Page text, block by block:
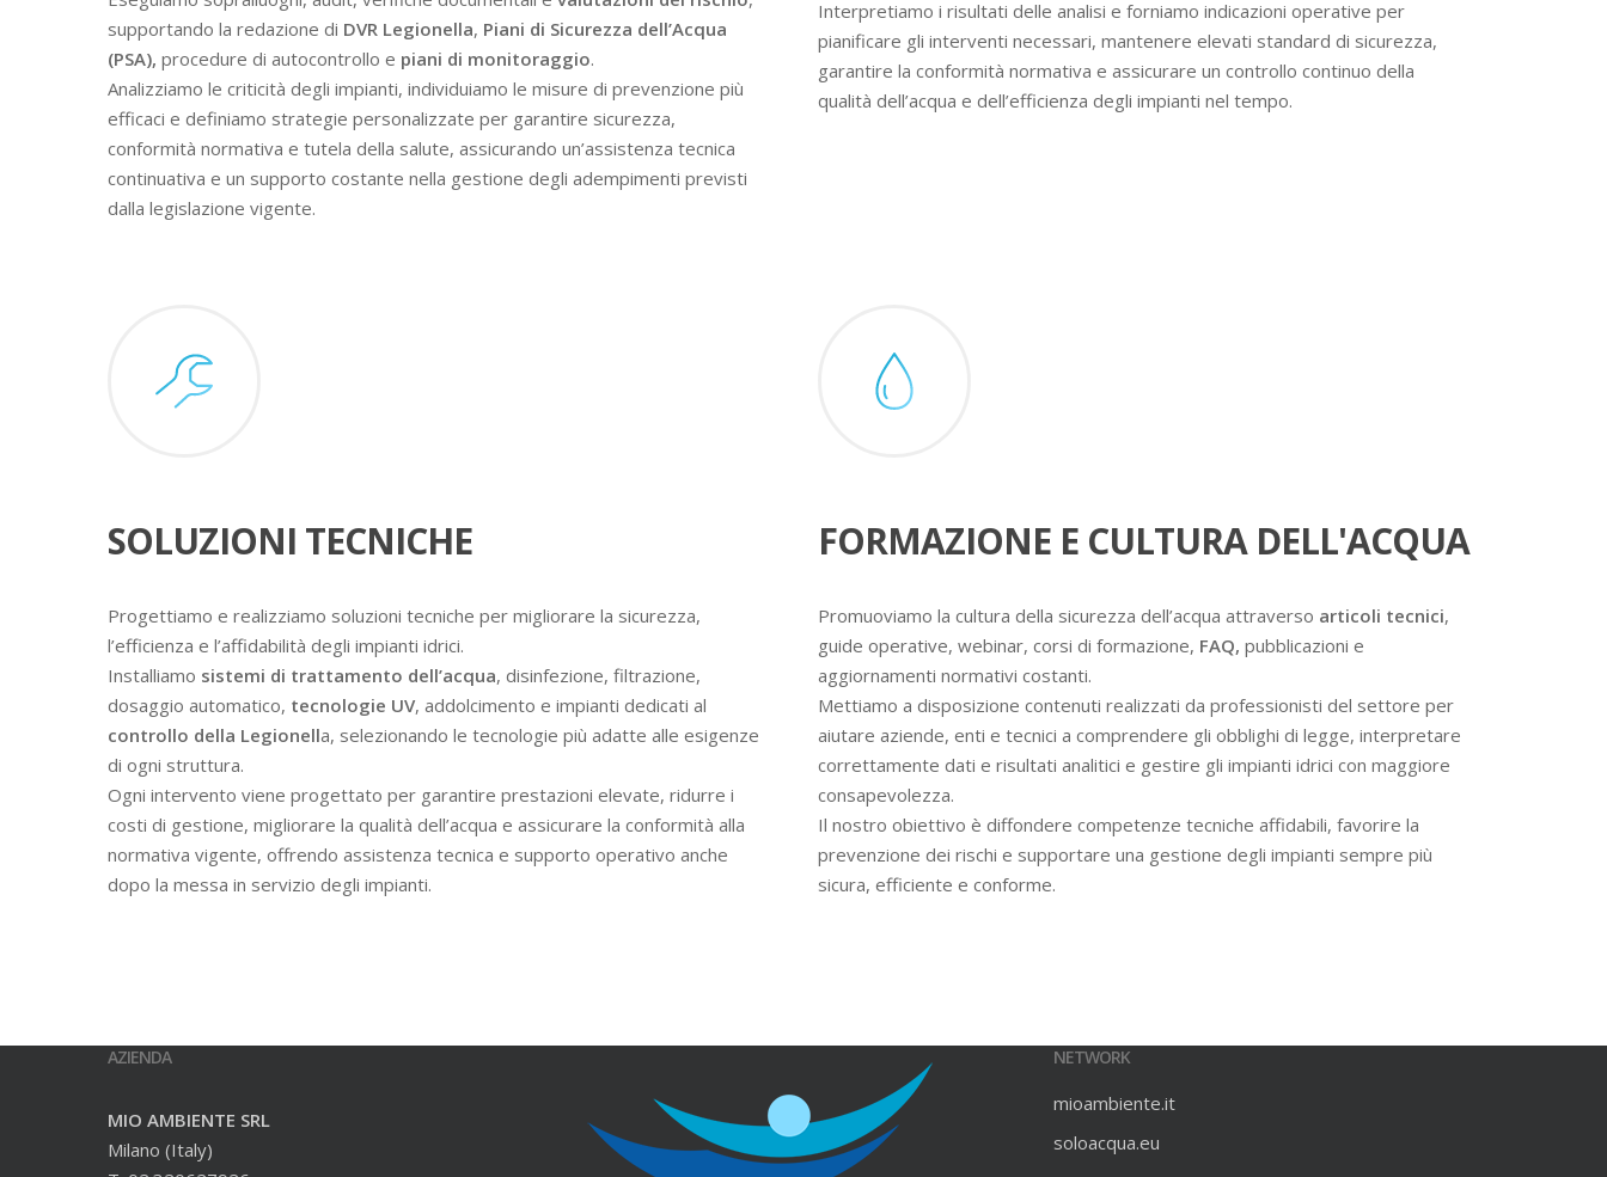
supportando la redazione di DVR Legionella, Piani di Sicurezza dell’Acqua
(PSA), procedure di autocontrollo e piani di monitoraggio.
Analizziamo le criticità degli impianti, individuiamo le misure di prevenzione più
efficaci e definiamo strategie personalizzate per garantire sicurezza,
conformità normativa e tutela della salute, assicurando un’assistenza tecnica
continuativa e un supporto costante nella gestione degli adempimenti previsti
dalla legislazione vigente.
Interpretiamo i risultati delle analisi e forniamo indicazioni operative per
pianificare gli interventi necessari, mantenere elevati standard di sicurezza,
garantire la conformità normativa e assicurare un controllo continuo della
qualità dell’acqua e dell’efficienza degli impianti nel tempo.
SOLUZIONI TECNICHE
Progettiamo e realizziamo soluzioni tecniche per migliorare la sicurezza,
l’efficienza e l’affidabilità degli impianti idrici.
Installiamo sistemi di trattamento dell’acqua, disinfezione, filtrazione,
dosaggio automatico, tecnologie UV, addolcimento e impianti dedicati al
controllo della Legionella, selezionando le tecnologie più adatte alle esigenze
di ogni struttura.
Ogni intervento viene progettato per garantire prestazioni elevate, ridurre i
costi di gestione, migliorare la qualità dell’acqua e assicurare la conformità alla
normativa vigente, offrendo assistenza tecnica e supporto operativo anche
dopo la messa in servizio degli impianti.
FORMAZIONE E CULTURA DELL'ACQUA
Promuoviamo la cultura della sicurezza dell’acqua attraverso articoli tecnici,
guide operative, webinar, corsi di formazione, FAQ, pubblicazioni e
aggiornamenti normativi costanti.
Mettiamo a disposizione contenuti realizzati da professionisti del settore per
aiutare aziende, enti e tecnici a comprendere gli obblighi di legge, interpretare
correttamente dati e risultati analitici e gestire gli impianti idrici con maggiore
consapevolezza.
Il nostro obiettivo è diffondere competenze tecniche affidabili, favorire la
prevenzione dei rischi e supportare una gestione degli impianti sempre più
sicura, efficiente e conforme.
AZIENDA
MIO AMBIENTE SRL
Milano (Italy)
NETWORK
mioambiente.it
soloacqua.eu